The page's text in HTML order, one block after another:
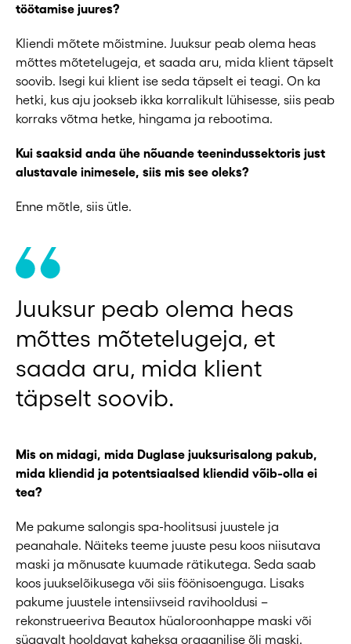
töötamise juures?
Kliendi mõtete mõistmine. Juuksur peab olema heas
mõttes mõtetelugeja, et saada aru, mida klient täpselt
soovib. Isegi kui klient ise seda täpselt ei teagi. On ka
hetki, kus aju jookseb ikka korralikult lühisesse, siis peab
korraks võtma hetke, hingama ja rebootima.
Kui saaksid anda ühe nõuande teenindussektoris just
alustavale inimesele, siis mis see oleks?
Enne mõtle, siis ütle.
Juuksur peab olema heas
mõttes mõtetelugeja, et
saada aru, mida klient
täpselt soovib.
Mis on midagi, mida Duglase juuksurisalong pakub,
mida kliendid ja potentsiaalsed kliendid võib-olla ei
tea?
Me pakume salongis spa-hoolitsusi juustele ja
peanahale. Näiteks teeme juuste pesu koos niisutava
maski ja mõnusate kuumade rätikutega. Seda saab
koos juukselõikusega või siis föönisoenguga. Lisaks
pakume juustele intensiivseid ravihooldusi –
rekonstrueeriva Beautox hüaloroonhappe maski või
sügavalt hooldavat kaheksa orgaanilise õli maski.